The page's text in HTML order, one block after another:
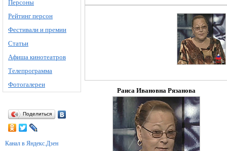
Персоны
Рейтинг персон
Фестивали и премии
Статьи
Афиша кинотеатров
Телепрограмма
Фотогалереи
Поделиться
Канал в Яндекс.Дзен
Раиса Ивановна Рязанова